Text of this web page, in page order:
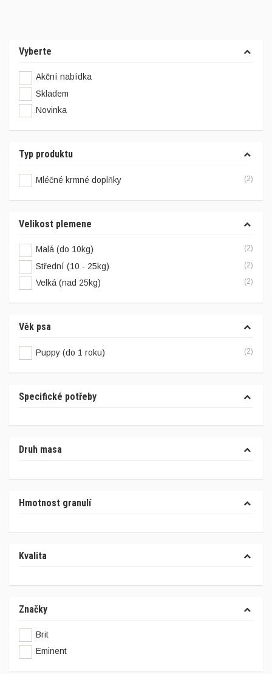
Vyberte
Akční nabídka
Skladem
Novinka
Typ produktu
Mléčné krmné doplňky (2)
Velikost plemene
Malá (do 10kg) (2)
Střední (10 - 25kg) (2)
Velká (nad 25kg) (2)
Věk psa
Puppy (do 1 roku) (2)
Specifické potřeby
Druh masa
Hmotnost granulí
Kvalita
Značky
Brit
Eminent